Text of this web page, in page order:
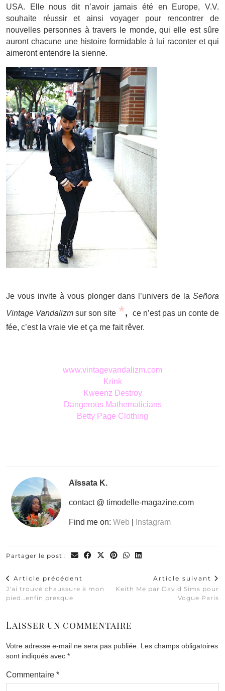
USA. Elle nous dit n’avoir jamais été en Europe, V.V.
souhaite réussir et ainsi voyager pour rencontrer de
nouvelles personnes à travers le monde, qui elle est sûre
auront chacune une histoire formidable à lui raconter et qui
aimeront entendre la sienne.
Je vous invite à vous plonger dans l’univers de la Señora
Vintage Vandalizm sur son site *,
ce n’est pas un conte de
fée, c’est la vraie vie et ça me fait rêver.
www.vintagevandalizm.com
Krink
Kweenz Destroy
Dangerous Mathematicians
Betty Page Clothing
Aïssata K.
contact @ timodelle-magazine.com
Find me on: Web Instagram
Partager le post :
Article précédent
J’ai trouvé chaussure à mon
pied…enfin presque
Article suivant
Keith Me par David Sims pour
Vogue Paris
Laisser un commentaire
Votre adresse e-mail ne sera pas publiée. Les champs obligatoires
sont indiqués avec *
Commentaire *